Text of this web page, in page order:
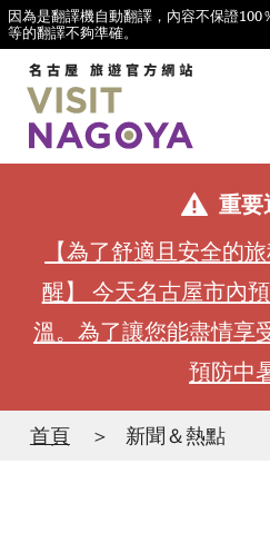
因為是翻譯機自動翻譯，內容不保證
等的翻譯不夠準確。
重要
【為了舒適且安全的
醒】 今天名古屋市內
溫。為了讓您能盡情享
預防中
首頁 新聞＆熱點